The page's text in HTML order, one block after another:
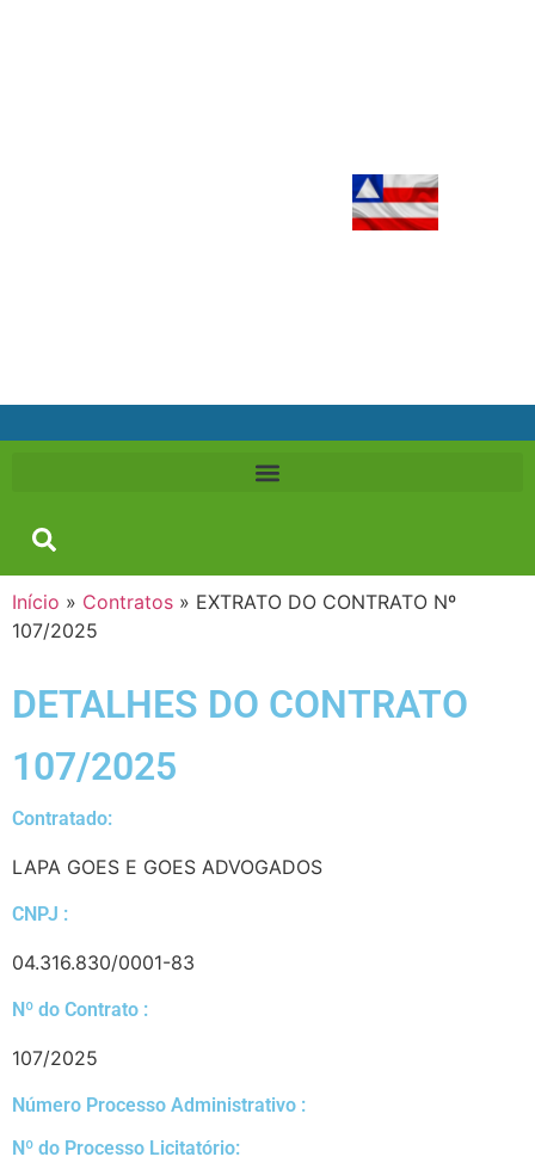
Início » Contratos » EXTRATO DO CONTRATO Nº
107/2025
DETALHES DO CONTRATO​
107/2025
Contratado:
LAPA GOES E GOES ADVOGADOS
CNPJ :
04.316.830/0001-83
Nº do Contrato :
107/2025
Número Processo Administrativo :
Nº do Processo Licitatório: